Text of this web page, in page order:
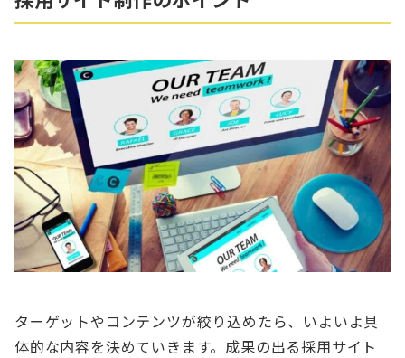
ターゲットやコンテンツが絞り込めたら、いよいよ具
体的な内容を決めていきます。成果の出る採用サイト